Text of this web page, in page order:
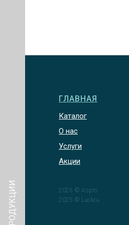
ГЛАВНАЯ
Каталог
О нас
Услуги
Акции
2025 © Aspro
2025 © Luckru